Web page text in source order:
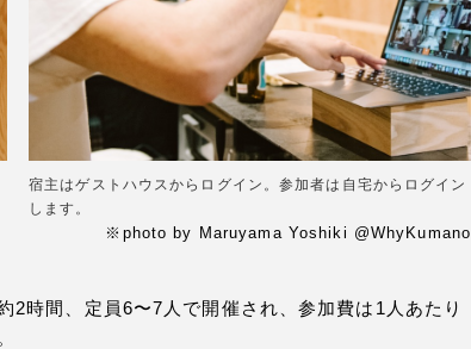
宿主はゲストハウスからログイン。参加者は自宅からログイン
します。
※photo by Maruyama Yoshiki @WhyKumano
2時間、定員6〜7人で開催され、参加費は1人あたり